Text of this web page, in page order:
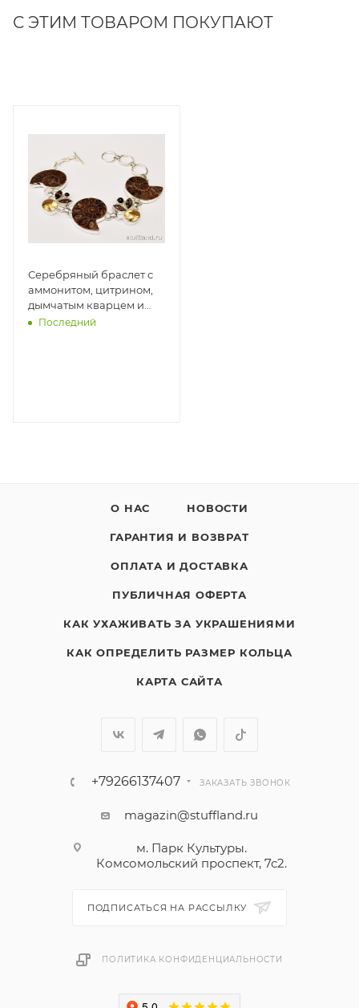
С ЭТИМ ТОВАРОМ ПОКУПАЮТ
Серебряный браслет с
аммонитом, цитрином,
дымчатым кварцем и
черным ониксом 2
Последний
О НАС НОВОСТИ
ГАРАНТИЯ И ВОЗВРАТ
ОПЛАТА И ДОСТАВКА
ПУБЛИЧНАЯ ОФЕРТА
КАК УХАЖИВАТЬ ЗА УКРАШЕНИЯМИ
КАК ОПРЕДЕЛИТЬ РАЗМЕР КОЛЬЦА
КАРТА САЙТА
+79266137407 ЗАКАЗАТЬ ЗВОНОК
magazin@stuffland.ru
м. Парк Культуры.
Комсомольский проспект, 7с2.
ПОДПИСАТЬСЯ НА РАССЫЛКУ
ПОЛИТИКА КОНФИДЕНЦИАЛЬНОСТИ